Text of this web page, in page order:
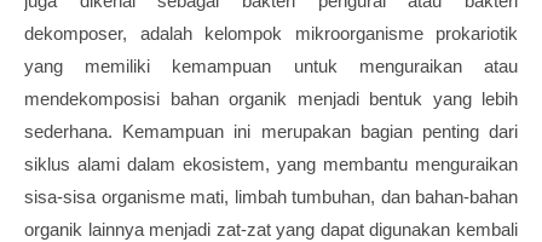
dekomposer, adalah kelompok mikroorganisme prokariotik
yang memiliki kemampuan untuk menguraikan atau
mendekomposisi bahan organik menjadi bentuk yang lebih
sederhana. Kemampuan ini merupakan bagian penting dari
siklus alami dalam ekosistem, yang membantu menguraikan
sisa-sisa organisme mati, limbah tumbuhan, dan bahan-bahan
organik lainnya menjadi zat-zat yang dapat digunakan kembali